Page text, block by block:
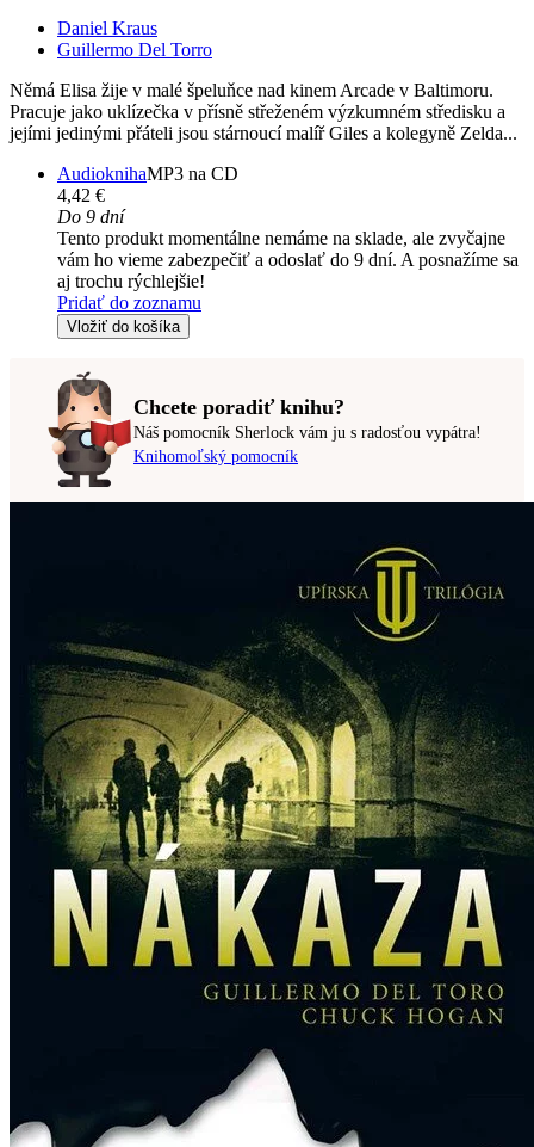
Daniel Kraus
Guillermo Del Torro
Němá Elisa žije v malé špeluňce nad kinem Arcade v Baltimoru.
Pracuje jako uklízečka v přísně střeženém výzkumném středisku a
jejími jedinými přáteli jsou stárnoucí malíř Giles a kolegyně Zelda...
AudioknihaMP3 na CD
4,42 €
Do 9 dní
Tento produkt momentálne nemáme na sklade, ale zvyčajne
vám ho vieme zabezpečiť a odoslať do 9 dní. A posnažíme sa
aj trochu rýchlejšie!
Pridať do zoznamu
Vložiť do košíka
Chcete poradiť knihu?
Náš pomocník Sherlock vám ju s radosťou vypátra!
Knihomoľský pomocník